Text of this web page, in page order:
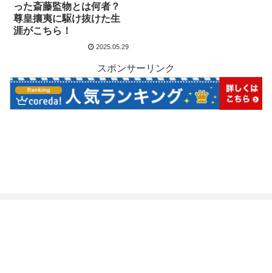
った斎藤監物とは何者？
尊皇攘夷に駆け抜けた生
涯がこちら！
2025.05.29
スポンサーリンク